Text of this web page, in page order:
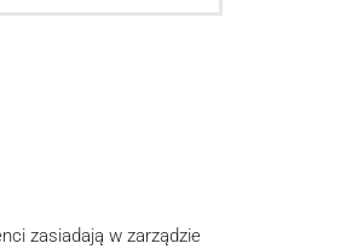
zasiadają w zarządzie